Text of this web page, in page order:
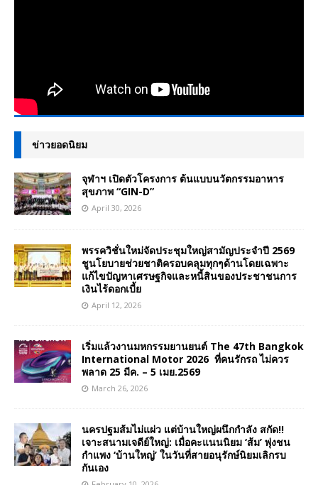
ข่าวยอดนิยม
จุฬาฯ เปิดตัวโครงการ ต้นแบบนวัตกรรมอาหาร
สุขภาพ “GIN-D”
April 30, 2026
พรรควิชั่นใหม่จัดประชุมใหญ่สามัญประจำปี 2569
ชูนโยบายช่วยชาติครอบคลุมทุกๆด้านโดยเฉพาะ
แก้ไขปัญหาเศรษฐกิจและหนี้สินของประชาชนการ
เงินไร้ดอกเบี้ย
April 12, 2026
เริ่มแล้วงานมหกรรมยานยนต์ The 47th Bangkok
International Motor 2026 ที่คนรักรถ ไม่ควร
พลาด 25 มีค. – 5 เมย.2569
March 26, 2026
นครปฐมส้มไม่แผ่ว แต่บ้านใหญ่ผนึกกำลัง สกัด!!
เจาะสนามเจดีย์ใหญ่: เมื่อคะแนนนิยม ‘ส้ม’ พุ่งชน
กำแพง ‘บ้านใหญ่’ ในวันที่สายอนุรักษ์นิยมเลิกรบ
กันเอง